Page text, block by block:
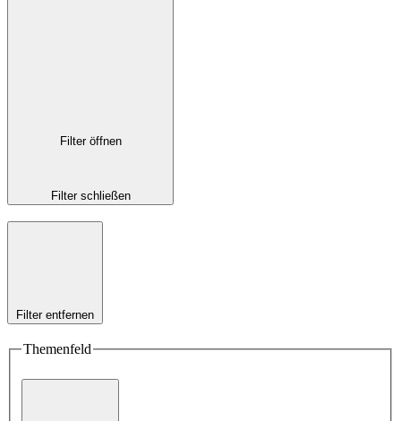
Filter öffnen
Filter schließen
Filter entfernen
Themenfeld